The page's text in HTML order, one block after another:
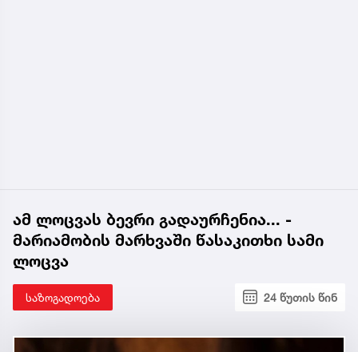
ამ ლოცვას ბევრი გადაურჩენია... -
მარიამობის მარხვაში წასაკითხი სამი
ლოცვა
საზოგადოება 24 წუთის წინ